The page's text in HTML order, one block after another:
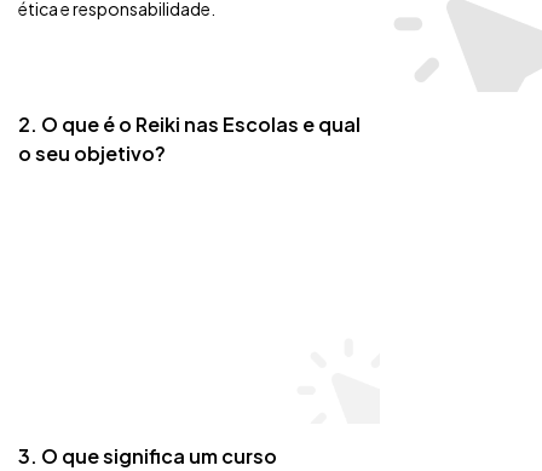
ética e responsabilidade.
2. O que é o Reiki nas Escolas e qual
o seu objetivo?
3. O que significa um curso